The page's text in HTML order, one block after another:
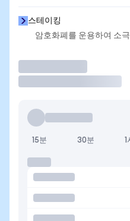
스테이킹
암호화폐를 운용하여 소
15분 30분 1